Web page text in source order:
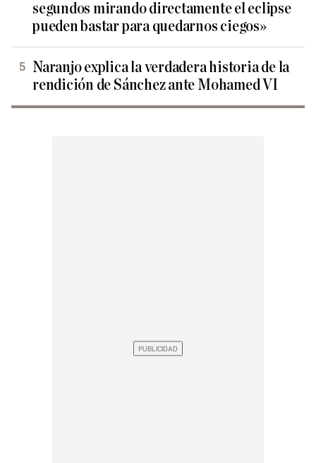
segundos mirando directamente el eclipse
pueden bastar para quedarnos ciegos»
Naranjo explica la verdadera historia de la
rendición de Sánchez ante Mohamed VI